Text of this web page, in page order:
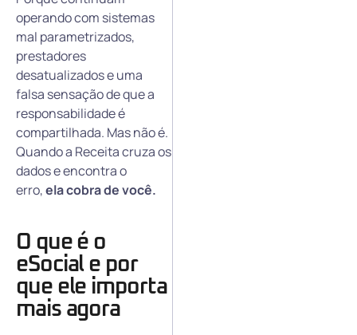
operando com sistemas
mal parametrizados,
prestadores
desatualizados e uma
falsa sensação de que a
responsabilidade é
compartilhada. Mas não é.
Quando a Receita cruza os
dados e encontra o
erro,ela cobra de você.
O que é o
eSocial e por
que ele importa
mais agora